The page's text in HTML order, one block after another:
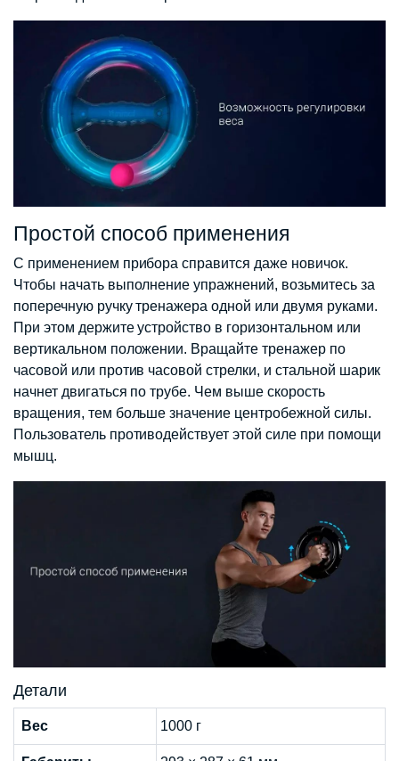
Простой способ применения
С применением прибора справится даже новичок.
Чтобы начать выполнение упражнений, возьмитесь за
поперечную ручку тренажера одной или двумя руками.
При этом держите устройство в горизонтальном или
вертикальном положении. Вращайте тренажер по
часовой или против часовой стрелки, и стальной шарик
начнет двигаться по трубе. Чем выше скорость
вращения, тем больше значение центробежной силы.
Пользователь противодействует этой силе при помощи
мышц.
Детали
Вес 1000 г